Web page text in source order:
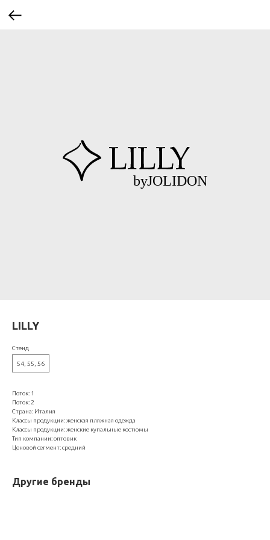
LILLY
Стенд
54, 55, 56
Поток: 1
Поток: 2
Страна: Италия
Классы продукции: женская пляжная одежда
Классы продукции: женские купальные костюмы
Тип компании: оптовик
Ценовой сегмент: средний
Другие бренды